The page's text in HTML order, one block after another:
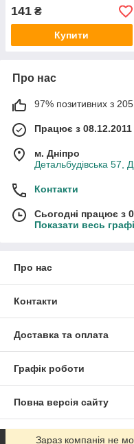
141 ₴
Купити
Про нас
97% позитивних з 205
Працює з 08.12.2011
м. Дніпро
Детальбудівська 57,
Контакти
Сьогодні працює з
Показати весь
Про нас
Контакти
Доставка та оплата
Графік роботи
Повна версія сайту
Сайт створено на
Зараз компанія не